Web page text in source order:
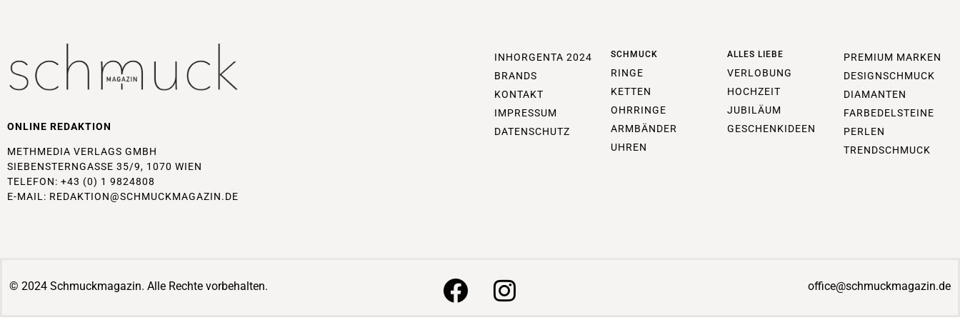
ONLINE REDAKTION
METHMEDIA VERLAGS GMBH
SIEBENSTERNGASSE 35/9, 1070 WIEN
TELEFON: +43 (0) 1 9824808
E-MAIL: REDAKTION@SCHMUCKMAGAZIN.DE
INHORGENTA 2024
BRANDS
KONTAKT
IMPRESSUM
DATENSCHUTZ
SCHMUCK
RINGE
KETTEN
OHRRINGE
ARMBÄNDER
UHREN
ALLES LIEBE
VERLOBUNG
HOCHZEIT
JUBILÄUM
GESCHENKIDEEN
PREMIUM MARKEN
DESIGNSCHMUCK
DIAMANTEN
FARBEDELSTEINE
PERLEN
TRENDSCHMUCK
© 2024 Schmuckmagazin. Alle Rechte vorbehalten. office@schmuckmagazin.de